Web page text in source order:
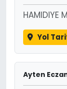
HAMIDIYE
Yol
Ayten